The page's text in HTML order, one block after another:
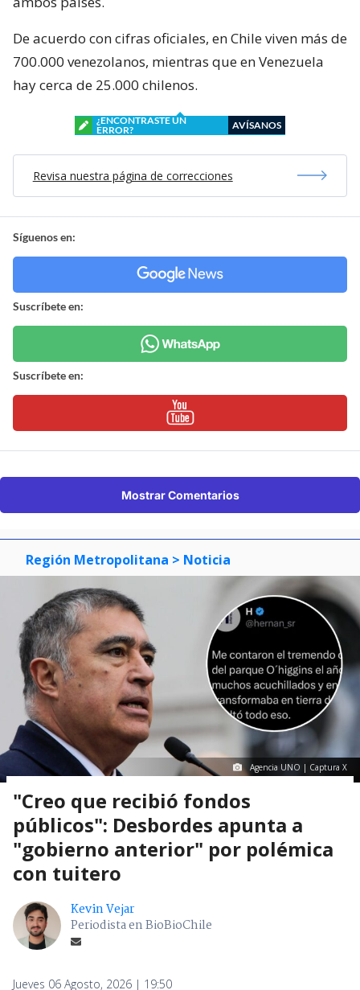
De acuerdo con cifras oficiales, en Chile viven más de
700.000 venezolanos, mientras que en Venezuela
hay cerca de 25.000 chilenos.
¿ENCONTRASTE UN
ERROR?
AVÍSANOS
Revisa nuestra página de correcciones
Síguenos en:
Suscríbete en:
Suscríbete en:
Mostrar Comentarios
Región Metropolitana > Noticia
Agencia UNO | Captura X
"Creo que recibió fondos
públicos": Desbordes apunta a
"gobierno anterior" por polémica
con tuitero
Kevin Vejar
Periodista en BioBioChile
Jueves 06 Agosto, 2026 | 19:50